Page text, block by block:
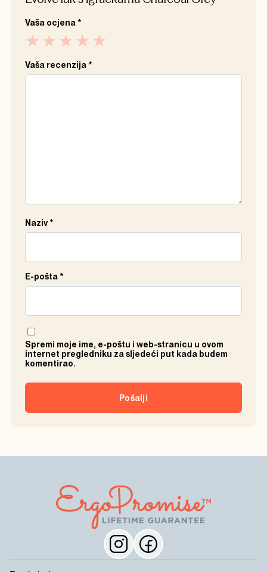
Vaša ocjena *
Vaša recenzija *
Naziv *
E-pošta *
Spremi moje ime, e-poštu i web-stranicu u ovom
internet pregledniku za sljedeći put kada budem
komentirao.